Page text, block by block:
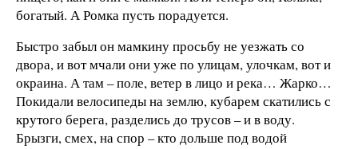
богатый. А Ромка пусть порадуется.
Быстро забыл он мамкину просьбу не уезжать со
двора, и вот мчали они уже по улицам, улочкам, вот и
окраина. А там – поле, ветер в лицо и река… Жарко…
Покидали велосипеды на землю, кубарем скатились с
крутого берега, разделись до трусов – и в воду.
Брызги, смех, на спор – кто дольше под водой